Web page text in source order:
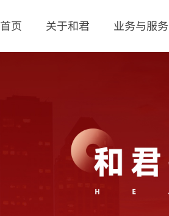
首页 关于和君 业务与服务